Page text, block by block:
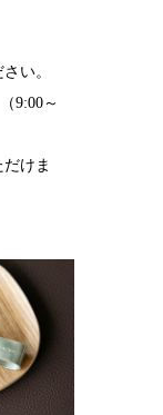
い。
9:00～
けま